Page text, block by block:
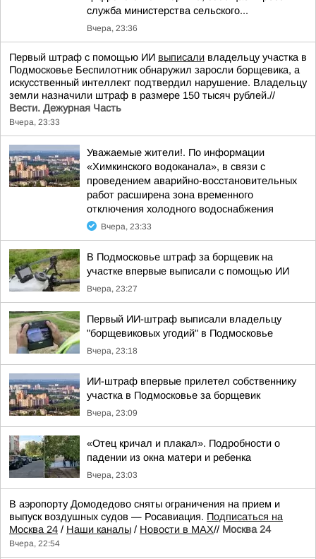
служба министерства сельского...
Вчера, 23:36
Первый штраф с помощью ИИ выписали владельцу участка в
Подмосковье Беспилотник обнаружил заросли борщевика, а
искусственный интеллект подтвердил нарушение. Владельцу
земли назначили штраф в размере 150 тысяч рублей.//
Вести. Дежурная Часть
Вчера, 23:33
Уважаемые жители!. По информации
«Химкинского водоканала», в связи с
проведением аварийно-восстановительных
работ расширена зона временного
отключения холодного водоснабжения
Вчера, 23:33
В Подмосковье штраф за борщевик на
участке впервые выписали с помощью ИИ
Вчера, 23:27
Первый ИИ-штраф выписали владельцу
"борщевиковых угодий" в Подмосковье
Вчера, 23:18
ИИ-штраф впервые прилетел собственнику
участка в Подмосковье за борщевик
Вчера, 23:09
«Отец кричал и плакал». Подробности о
падении из окна матери и ребенка
Вчера, 23:03
В аэропорту Домодедово сняты ограничения на прием и
выпуск воздушных судов — Росавиация. Подписаться на
Москва 24 / Наши каналы / Новости в MAX// Москва 24
Вчера, 22:54